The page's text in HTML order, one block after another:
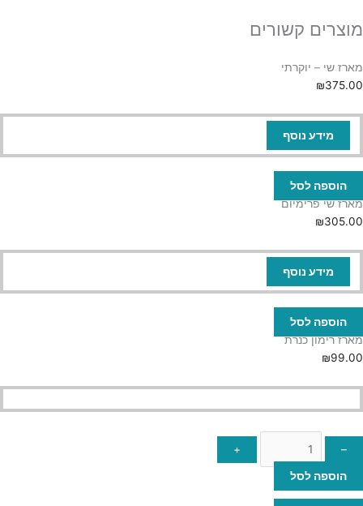
מוצרים קשורים
מארז שי – יוקרתי
₪375.00
מידע נוסף
הוספה לסל
מארז שי פרימיום
₪305.00
מידע נוסף
הוספה לסל
מארז רימון כנרת
₪99.00
–
+
הוספה לסל